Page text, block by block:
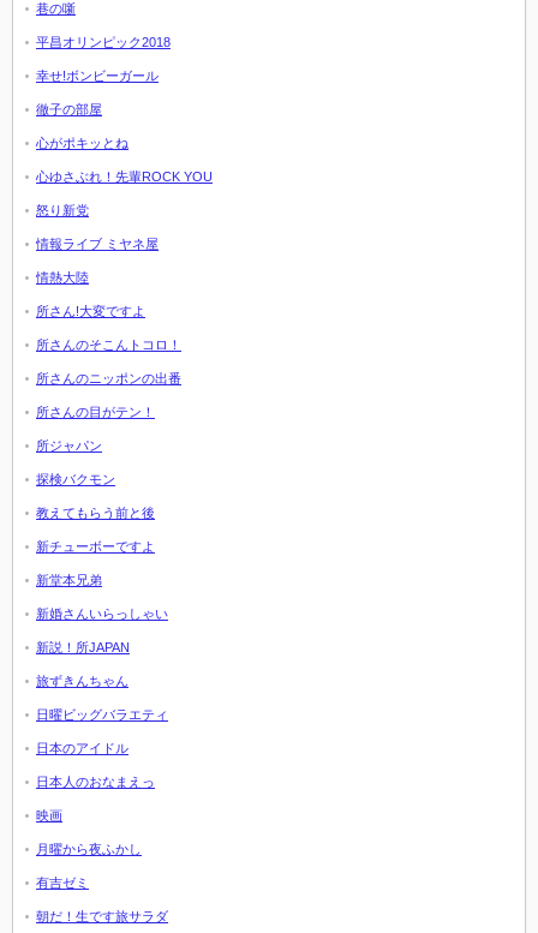
巷の噺
平昌オリンピック2018
幸せ!ボンビーガール
徹子の部屋
心がポキッとね
心ゆさぶれ！先輩ROCK YOU
怒り新党
情報ライブ ミヤネ屋
情熱大陸
所さん!大変ですよ
所さんのそこんトコロ！
所さんのニッポンの出番
所さんの目がテン！
所ジャパン
探検バクモン
教えてもらう前と後
新チューボーですよ
新堂本兄弟
新婚さんいらっしゃい
新説！所JAPAN
旅ずきんちゃん
日曜ビッグバラエティ
日本のアイドル
日本人のおなまえっ
映画
月曜から夜ふかし
有吉ゼミ
朝だ！生です旅サラダ